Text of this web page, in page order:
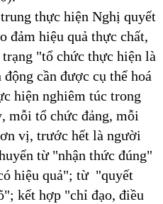
thực hiện Nghị quyết
đảm hiệu quả thực chất,
"tổ chức thực hiện là
cần được cụ thể hoá
hiện nghiêm túc trong
mỗi tổ chức đảng, mỗi
vị, trước hết là người
từ "nhận thức đúng"
hiệu quả"; từ "quyết
kết hợp "chỉ đạo, điều